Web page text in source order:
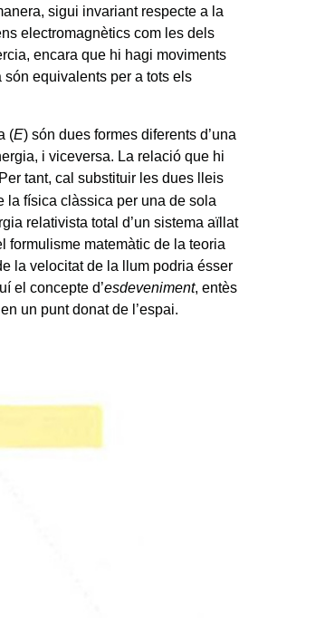
sigui invariant respecte a la
electromagnètics com les dels
encara que hi hagi moviments
són equivalents per a tots els
(E) són dues formes diferents d’una
i viceversa. La relació que hi
tant, cal substituir les dues lleis
la física clàssica per una de sola
relativista total d’un sistema aïllat
formulisme matemàtic de la teoria
la velocitat de la llum podria ésser
el concepte d’esdeveniment, entès
un punt donat de l’espai.